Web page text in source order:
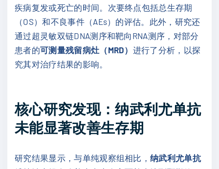
疾病复发或死亡的时间。次要终点包括总生存期
（OS）和不良事件（AEs）的评估。此外，研究还
通过超灵敏双链DNA测序和靶向RNA测序，对部分
患者的可测量残留病灶（MRD） 进行了分析，以探
究其对治疗结果的影响。
核心研究发现：纳武利尤单抗
未能显著改善生存期
研究结果显示，与单纯观察组相比，纳武利尤单抗